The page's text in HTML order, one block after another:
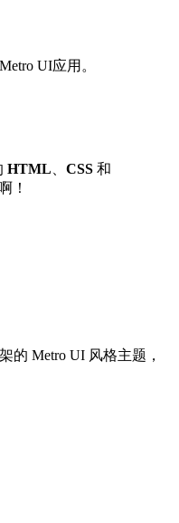
UI应用。
HTML CSS 和
！
的 Metro UI 风格主题，